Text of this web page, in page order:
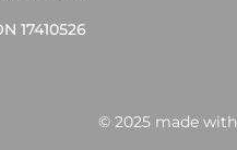
17410526
© 2025 made with